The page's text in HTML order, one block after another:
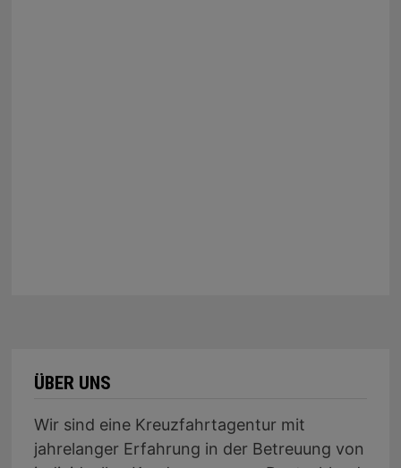
ÜBER UNS
Wir sind eine Kreuzfahrtagentur mit
jahrelanger Erfahrung in der Betreuung von